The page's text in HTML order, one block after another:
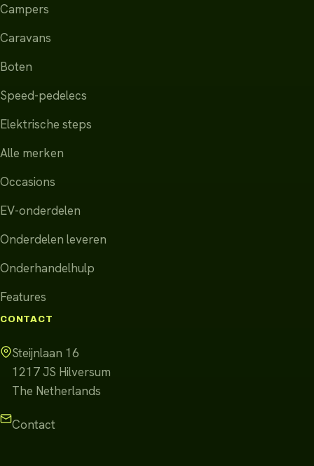
Campers
Caravans
Boten
Speed-pedelecs
Elektrische steps
Alle merken
Occasions
EV-onderdelen
Onderdelen leveren
Onderhandelhulp
Features
CONTACT
Steijnlaan 16
1217 JS Hilversum
The Netherlands
Contact